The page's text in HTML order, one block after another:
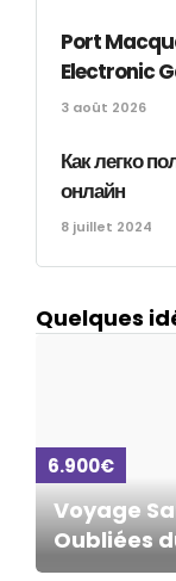
Port
Electronic
3 août 2026
Как легко
онлайн
8 juillet 2024
Quelques
6.900€
Voyage
Oubliées